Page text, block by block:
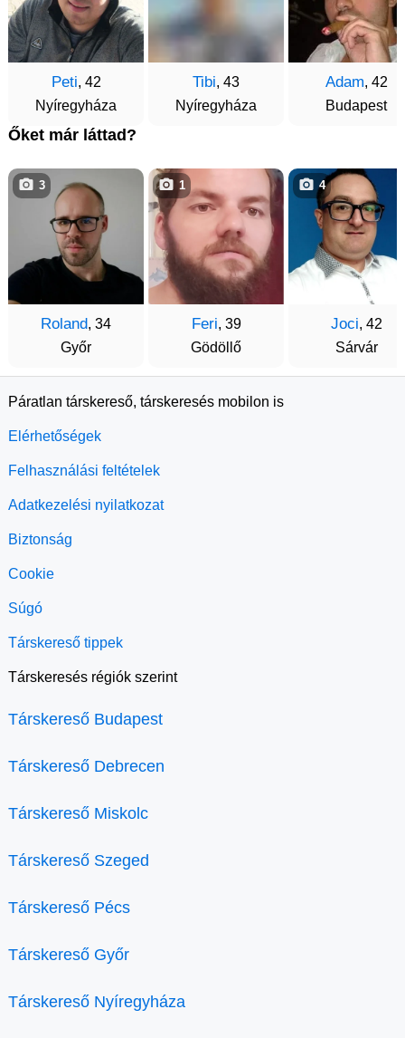
Peti, 42
Nyíregyháza
Tibi, 43
Nyíregyháza
Adam, 42
Budapest
Őket már láttad?
Roland, 34
Győr
3
Feri, 39
Gödöllő
1
Joci, 42
Sárvár
4
Páratlan társkereső, társkeresés mobilon is
Elérhetőségek
Felhasználási feltételek
Adatkezelési nyilatkozat
Biztonság
Cookie
Súgó
Társkereső tippek
Társkeresés régiók szerint
Társkereső Budapest
Társkereső Debrecen
Társkereső Miskolc
Társkereső Szeged
Társkereső Pécs
Társkereső Győr
Társkereső Nyíregyháza